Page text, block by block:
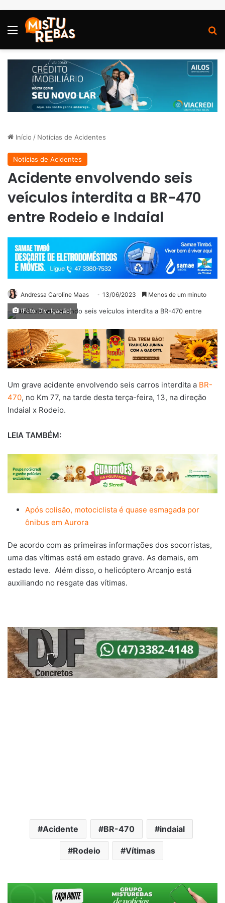
Menu
Início / Notícias de Acidentes
Notícias de Acidentes
Acidente envolvendo seis
veículos interdita a BR-470
entre Rodeio e Indaial
Andressa Caroline Maas 13/06/2023 Menos de um minuto
(Foto: Divulgação)
Um grave acidente envolvendo seis carros interdita a BR-
470, no Km 77, na tarde desta terça-feira, 13, na direção
Indaial x Rodeio.
LEIA TAMBÉM:
Após colisão, motociclista é quase esmagada por
ônibus em Aurora
De acordo com as primeiras informações dos socorristas,
uma das vítimas está em estado grave. As demais, em
estado leve. Além disso, o helicóptero Arcanjo está
auxiliando no resgate das vítimas.
Acidente BR-470 indaial
Rodeio Vítimas